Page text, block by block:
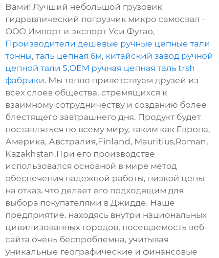
Вами! Лучший небольшой грузовик
гидравлический погрузчик микро самосвал -
ООО Импорт и экспорт Уси Футао,
Производители дешевые ручные цепные тали
тонны,таль цепная 6м, китайский завод ручной
цепной тали 5,OEM ручная цепная таль trsh
фабрики. Мы тепло приветствуем друзей из
всех слоев общества, стремящихся к
взаимному сотрудничеству и созданию более
блестящего завтрашнего дня. Продукт будет
поставляться по всему миру, таким как Европа,
Америка, Австралия,Finland, Mauritius,Roman,
Kazakhstan.При его производстве
использовался основной в мире метод
обеспечения надежной работы, низкой цены
на отказ, что делает его подходящим для
выбора покупателями в Джидде. Наше
предприятие. находясь внутри национальных
цивилизованных городов, посещаемость веб-
сайта очень беспроблемна, учитывая
уникальные географические и финансовые